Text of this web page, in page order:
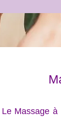
Le Massage